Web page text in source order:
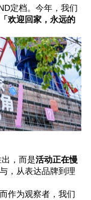
定档。今年，我们
「欢迎回家，永远的
，而是活动正在慢
，从表达品牌到理
作为观察者，我们